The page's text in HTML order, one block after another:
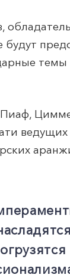
темы